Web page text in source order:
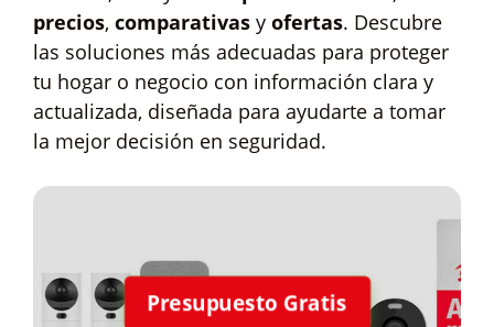
precios, comparativas y ofertas. Descubre
las soluciones más adecuadas para proteger
tu hogar o negocio con información clara y
actualizada, diseñada para ayudarte a tomar
la mejor decisión en seguridad.
Presupuesto Gratis